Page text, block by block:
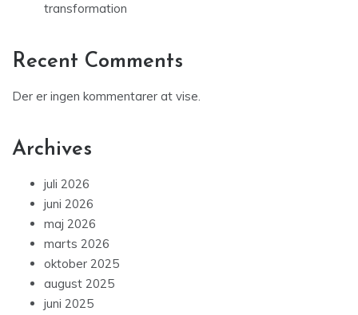
transformation
Recent Comments
Der er ingen kommentarer at vise.
Archives
juli 2026
juni 2026
maj 2026
marts 2026
oktober 2025
august 2025
juni 2025